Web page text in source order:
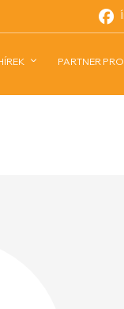
PARTNER